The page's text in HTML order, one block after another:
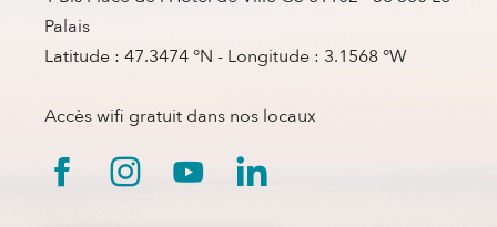
Palais
Latitude : 47.3474 °N - Longitude : 3.1568 °W
Accès wifi gratuit dans nos locaux